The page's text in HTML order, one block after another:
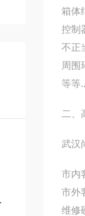
箱体
控制
不正
周围
等等
二、
武汉
市内
市外
维修